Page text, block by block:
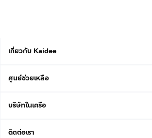
เกี่ยวกับ Kaidee
ศูนย์ช่วยเหลือ
บริษัทในเครือ
ติดต่อเรา